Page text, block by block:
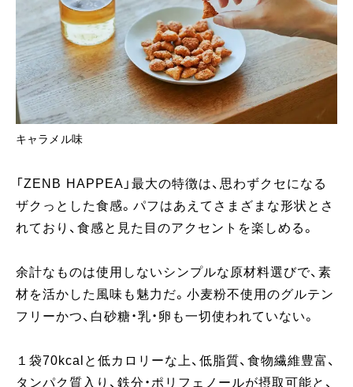
キャラメル味
「ZENB HAPPEA」最大の特徴は、思わずクセになる
ザクっとした食感。パフはあえてさまざまな形状とさ
れており、食感と見た目のアクセントを楽しめる。
余計なものは使用しないシンプルな原材料選びで、素
材を活かした風味も魅力だ。小麦粉不使用のグルテン
フリーかつ、白砂糖・乳・卵も一切使われていない。
１袋70kcalと低カロリーな上、低脂質、食物繊維豊富、
タンパク質入り、鉄分・ポリフェノールが摂取可能と、